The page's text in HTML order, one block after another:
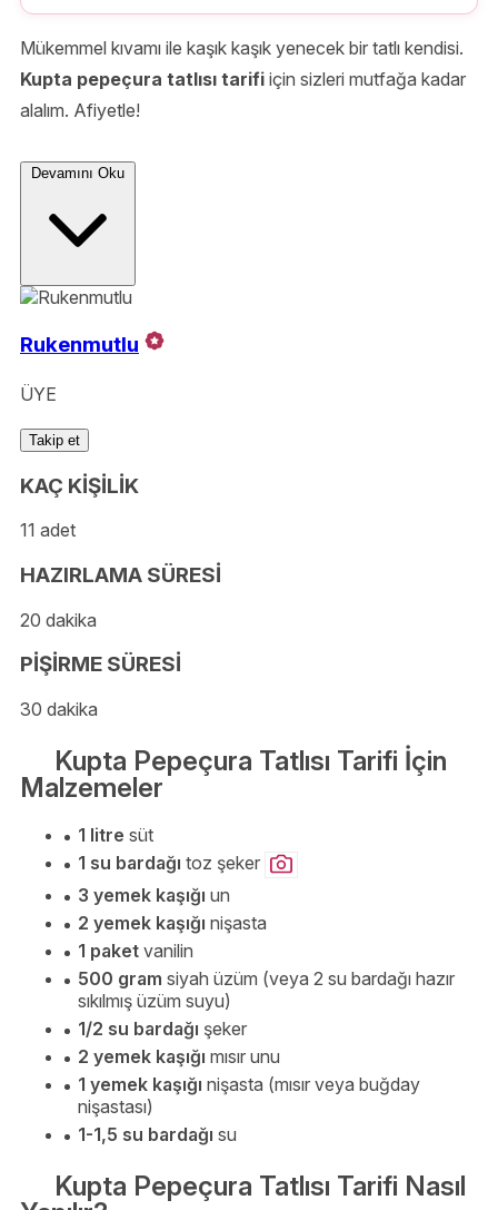
Mükemmel kıvamı ile kaşık kaşık yenecek bir tatlı kendisi.
Kupta pepeçura tatlısı tarifi için sizleri mutfağa kadar
alalım. Afiyetle!
Devamını Oku
Rukenmutlu
ÜYE
Takip et
KAÇ KİŞİLİK
11 adet
HAZIRLAMA SÜRESİ
20 dakika
PİŞİRME SÜRESİ
30 dakika
Kupta Pepeçura Tatlısı Tarifi İçin
Malzemeler
1 litre süt
1 su bardağı toz şeker
3 yemek kaşığı un
2 yemek kaşığı nişasta
1 paket vanilin
500 gram siyah üzüm (veya 2 su bardağı hazır
sıkılmış üzüm suyu)
1/2 su bardağı şeker
2 yemek kaşığı mısır unu
1 yemek kaşığı nişasta (mısır veya buğday
nişastası)
1-1,5 su bardağı su
Kupta Pepeçura Tatlısı Tarifi Nasıl